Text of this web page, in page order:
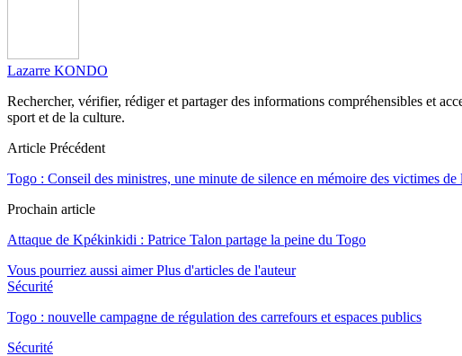
Lazarre KONDO
Rechercher, vérifier, rédiger et partager des informations compréhensibles et
sport et de la culture.
Article Précédent
Togo : Conseil des ministres, une minute de silence en mémoire des victimes
Prochain article
Attaque de Kpékinkidi : Patrice Talon partage la peine du Togo
Vous pourriez aussi aimer Plus d'articles de l'auteur
Sécurité
Togo : nouvelle campagne de régulation des carrefours et espaces publics
Sécurité